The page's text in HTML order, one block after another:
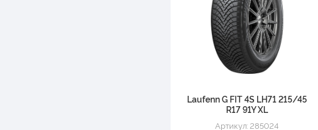
Laufenn G FIT 4S LH71 215/45
R17 91Y XL
Артикул: 285024